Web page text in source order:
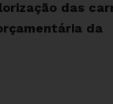
das
da